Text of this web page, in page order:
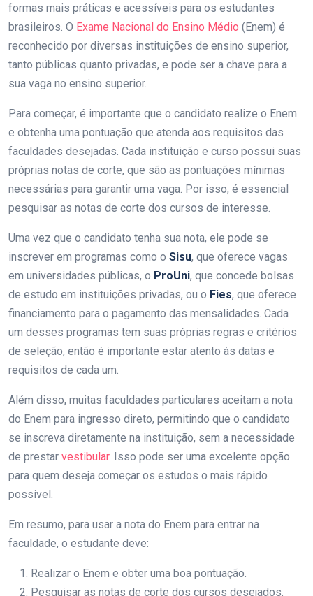
formas mais práticas e acessíveis para os estudantes
brasileiros. O Exame Nacional do Ensino Médio (Enem) é
reconhecido por diversas instituições de ensino superior,
tanto públicas quanto privadas, e pode ser a chave para a
sua vaga no ensino superior.
Para começar, é importante que o candidato realize o Enem
e obtenha uma pontuação que atenda aos requisitos das
faculdades desejadas. Cada instituição e curso possui suas
próprias notas de corte, que são as pontuações mínimas
necessárias para garantir uma vaga. Por isso, é essencial
pesquisar as notas de corte dos cursos de interesse.
Uma vez que o candidato tenha sua nota, ele pode se
inscrever em programas como o Sisu, que oferece vagas
em universidades públicas, o ProUni, que concede bolsas
de estudo em instituições privadas, ou o Fies, que oferece
financiamento para o pagamento das mensalidades. Cada
um desses programas tem suas próprias regras e critérios
de seleção, então é importante estar atento às datas e
requisitos de cada um.
Além disso, muitas faculdades particulares aceitam a nota
do Enem para ingresso direto, permitindo que o candidato
se inscreva diretamente na instituição, sem a necessidade
de prestar vestibular. Isso pode ser uma excelente opção
para quem deseja começar os estudos o mais rápido
possível.
Em resumo, para usar a nota do Enem para entrar na
faculdade, o estudante deve:
Realizar o Enem e obter uma boa pontuação.
Pesquisar as notas de corte dos cursos desejados.